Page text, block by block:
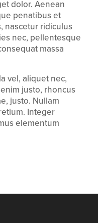
dolor. Aenean
penatibus et
nascetur ridiculus
nec, pellentesque
massa
vel, aliquet nec,
justo, rhoncus
justo. Nullam
Integer
elementum